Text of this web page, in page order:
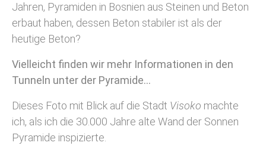
Jahren, Pyramiden in Bosnien aus Steinen und Beton
erbaut haben, dessen Beton stabiler ist als der
heutige Beton?
Vielleicht finden wir mehr Informationen in den
Tunneln unter der Pyramide…
Dieses Foto mit Blick auf die Stadt Visoko machte
ich, als ich die 30.000 Jahre alte Wand der Sonnen
Pyramide inspizierte.